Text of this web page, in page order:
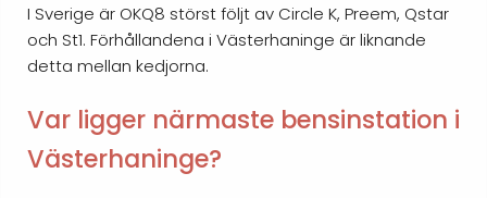
I Sverige är OKQ8 störst följt av Circle K, Preem, Qstar
och St1. Förhållandena i Västerhaninge är liknande
detta mellan kedjorna.
Var ligger närmaste bensinstation i
Västerhaninge?